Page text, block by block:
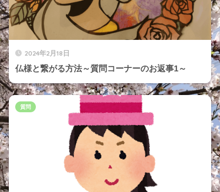
2024年2月18日
仏様と繋がる方法～質問コーナーのお返事1～
質問